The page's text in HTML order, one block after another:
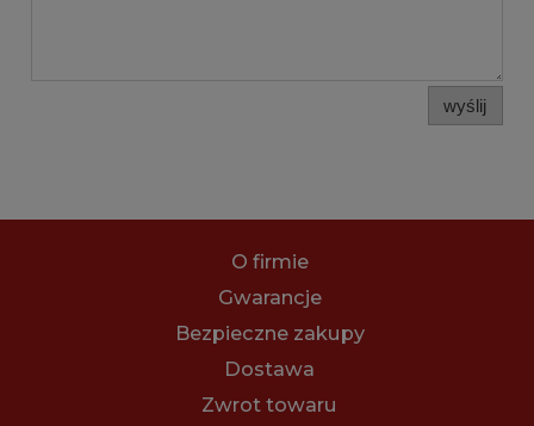
wyślij
O firmie
Gwarancje
Bezpieczne zakupy
Dostawa
Zwrot towaru